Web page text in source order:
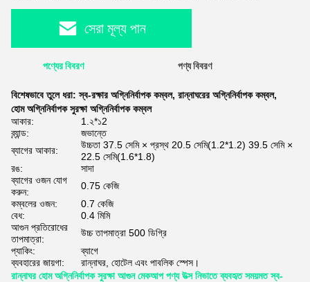
সেরা মূল্য পান
পণ্যের বিবরণ পণ্য বিবরণ
বিশেষভাবে তুলে ধরা:স্ব-রক্ষার অগ্নিনির্বাপক কম্বল, রান্নাঘরের অগ্নিনির্বাপক কম্বল,
হোম অগ্নিনির্বাপক সুরক্ষা অগ্নিনির্বাপক কম্বল
আকার:
1.২*১2
ব্র্যান্ড:
জভান্তে
ব্যাগের আকার:
উচ্চতা 37.5 সেমি × প্রস্থ 20.5 সেমি(1.2*1.2) 39.5 সেমি ×
22.5 সেমি(1.6*1.8)
রঙ:
সাদা
ব্যাগের ওজন যোগ
করুন:
0.75 কেজি
কম্বলের ওজন:
0.7 কেজি
বেধ:
0.4 মিমি
আগুন প্রতিরোধের
তাপমাত্রা:
উচ্চ তাপমাত্রা 500 ডিগ্রি
প্যাকিং:
ব্যাগে
ব্যবহারের জায়গা:
রান্নাঘর, হোটেল এবং পাবলিক স্পেস।
রান্নাঘর হোম অগ্নিনির্বাপক সুরক্ষা আগুন মেকআপ পণ্য উত্স নিভাতে ব্যবহৃত সময়মত স্ব-